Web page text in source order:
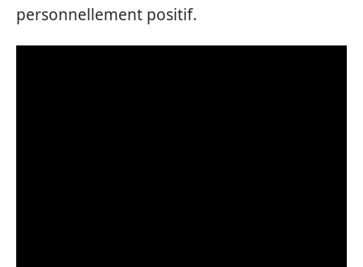
personnellement positif.